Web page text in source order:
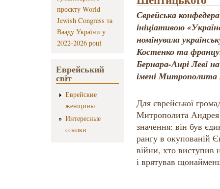
проєкту World
Jewish Congress та
Вааду України у
2022-2026 році
Еврейський
світ
Еврейские
женщины
Интересные
ссылки
Єврейська
ініціативою
номінувала
Костенко та
Бернара-Анрі Леві
імені
Для єврейської
Митрополита
значення: він був
рангу в окупованій
війни, хто виступив
і врятував